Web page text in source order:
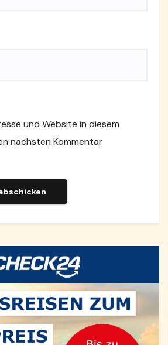
und Website in diesem
nächsten Kommentar